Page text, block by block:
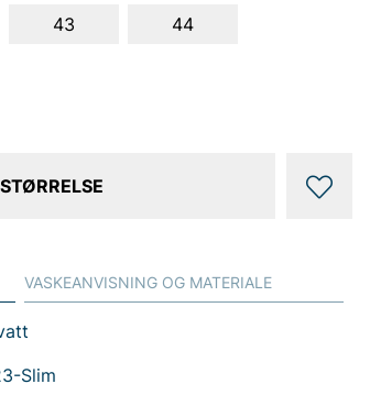
43 44
Slim
VASKEANVISNING OG MATERIALE